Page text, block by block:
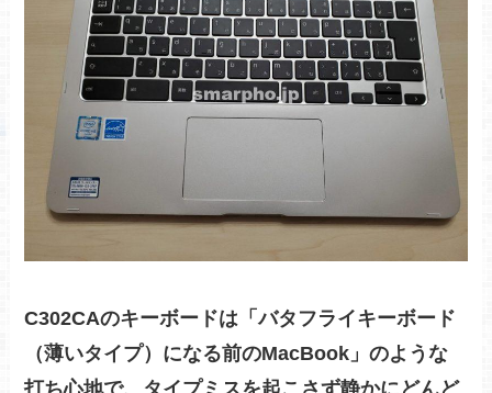
C302CAのキーボードは「バタフライキーボード
（薄いタイプ）になる前のMacBook」のような
打ち心地で、タイプミスを起こさず静かにどんど